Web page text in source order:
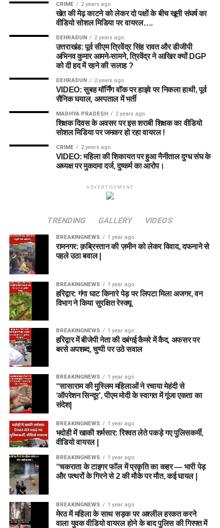
CRIME 2 years ago
खेत की मेढ़ काटने को लेकर दो पक्षों के बीच खूनी संघर्ष का
वीडियो सोशल मिडिया पर वायरल….
DEHRADUN 2 years ago
उत्तराखंड: पूर्व सीएम त्रिवेंद्र सिंह रावत और डीजीपी
अभिनव कुमार आमने-सामने, त्रिवेंद्र ने आखिर क्यों DGP
को दी हद में रहने की सलाह ?
DEHRADUN 2 years ago
VIDEO: सुबह मॉर्निंग वॉक पर हाइवे पर निकला हाथी, पूर्व
सैनिक घयाल, अस्पताल में भर्ती
MADHYA PRADESH 2 years ago
शिक्षक दिवस के अवसर पर इस शराबी शिक्षक का वीडियो
सोशल मिडिया पर जमकर हो रहा वायरल !
CRIME 2 years ago
VIDEO: महिला की शिकायत पर हुआ नैनीताल दुग्ध संघ के
अध्यक्ष पर मुकदमा दर्ज, दुष्कर्म का आरोप।
ADVERTISEMENT
TRENDING GALLERY VIDEOS
BREAKINGNEWS 1 year ago
रामनगर: क़ब्रिस्तान की ज़मीन को लेकर विवाद, दफनाने से
पहले उठा बवाल |
BREAKINGNEWS 1 year ago
हरिद्वार: गंगा घाट किनारे पेड़ पर लिपटा मिला अजगर, वन
विभाग ने किया सुरक्षित रेस्क्यू
BREAKINGNEWS 1 year ago
हरिद्वार में बीजेपी नेता की दबंगई कैमरे में कैद, अफसर पर
बरसे अपशब्द, चुप्पी पर उठे सवाल
BREAKINGNEWS 1 year ago
“सासाराम की मुस्लिम महिलाओं ने रचाया मेहंदी से
‘ऑपरेशन सिन्दूर’, पीएम मोदी के स्वागत में गूंजा एकता का
संदेश|
BREAKINGNEWS 1 year ago
भदोही में खाकी शर्मसार: रिश्वत लेते पकड़े गए पुलिसकर्मी,
वीडियो वायरल |
BREAKINGNEWS 1 year ago
“चकराता के टाइगर फॉल में प्रकृति का कहर — भारी पेड़
और पत्थरों के गिरने से 2 की मौके पर मौत, कई घायल |
BREAKINGNEWS 1 year ago
मेरठ में महिला के साथ सड़क पर अश्लील हरकत करने
वाला युवक वीडियो वायरल होने के बाद पुलिस की गिरफ्त में